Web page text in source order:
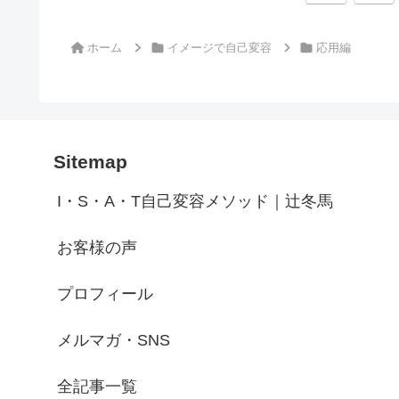
ホーム イメージで自己変容 応用編
Sitemap
I・S・A・T自己変容メソッド｜辻冬馬
お客様の声
プロフィール
メルマガ・SNS
全記事一覧